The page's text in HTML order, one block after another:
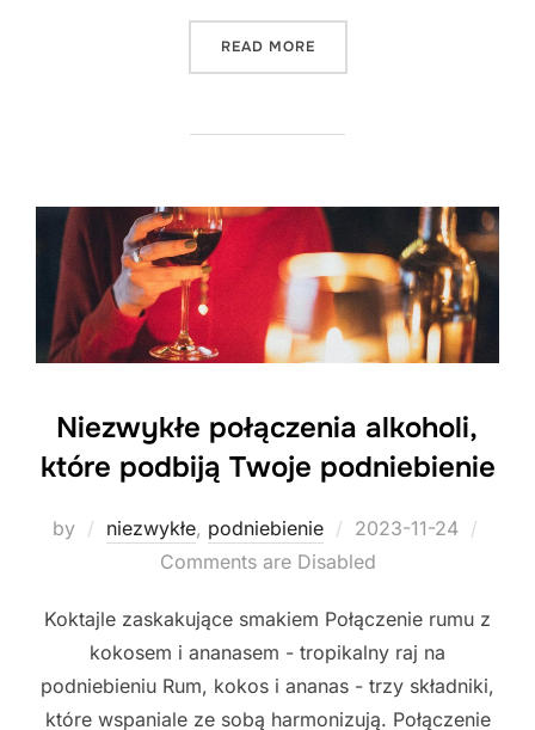
READ MORE"NIEOCZYWISTE
Niezwykłe połączenia alkoholi,
które podbiją Twoje podniebienie
by niezwykłe, podniebienie
Posted
on
2023-11-24
Comments are Disabled
Koktajle zaskakujące smakiem Połączenie rumu z
kokosem i ananasem - tropikalny raj na
podniebieniu Rum, kokos i ananas - trzy składniki,
które wspaniale ze sobą harmonizują. Połączenie